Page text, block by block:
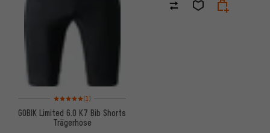
Bewertungen: 5 von 5 basierend auf 1 Bewertungen
(1)
GOBIK Limited 6.0 K7 Bib Shorts
Trägerhose